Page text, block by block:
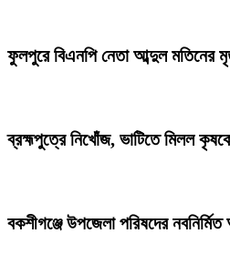
ফুলপুরে বিএনপি নেতা আব্দুল মতিনের
ব্রহ্মপুত্রে নিখোঁজ, ভাটিতে মিলল
বকশীগঞ্জে উপজেলা পরিষদের